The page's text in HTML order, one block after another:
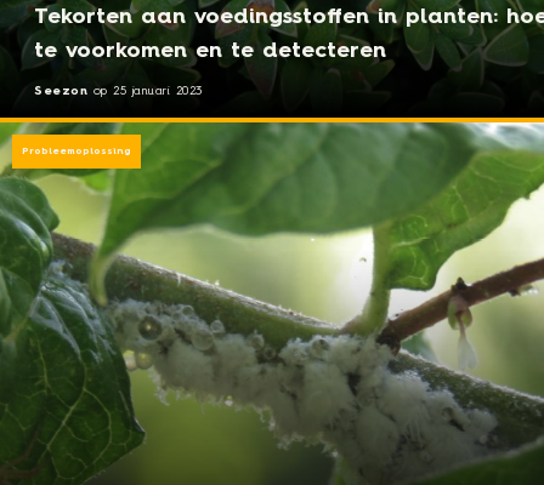
Tekorten aan voedingsstoffen in planten:
te voorkomen en te detecteren
Seezon op 25 januari 2023
Probleemoplossing